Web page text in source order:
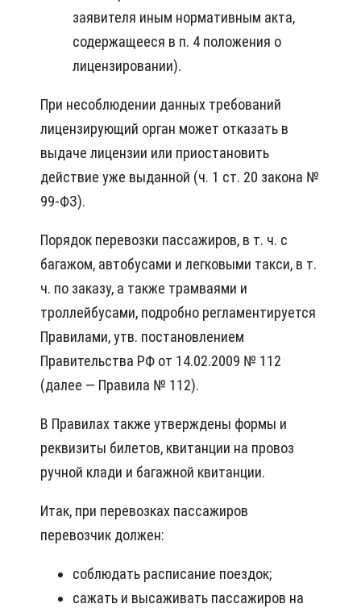
заявителя иным нормативным акта,
содержащееся в п. 4 положения о
лицензировании).
При несоблюдении данных требований
лицензирующий орган может отказать в
выдаче лицензии или приостановить
действие уже выданной (ч. 1 ст. 20 закона №
99-ФЗ).
Порядок перевозки пассажиров, в т. ч. с
багажом, автобусами и легковыми такси, в т.
ч. по заказу, а также трамваями и
троллейбусами, подробно регламентируется
Правилами, утв. постановлением
Правительства РФ от 14.02.2009 № 112
(далее — Правила № 112).
В Правилах также утверждены формы и
реквизиты билетов, квитанции на провоз
ручной клади и багажной квитанции.
Итак, при перевозках пассажиров
перевозчик должен:
соблюдать расписание поездок;
сажать и высаживать пассажиров на